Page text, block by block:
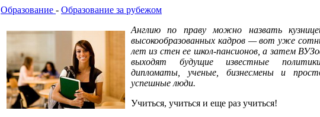
Образование - Образование за рубежом
Англию по праву можно назвать
высокообразованных кадров — вот уже
лет из стен ее школ-пансионов, а затем
выходят будущие известные
дипломаты, ученые, бизнесмены и
успешные люди.
Учиться, учиться и еще раз учиться!